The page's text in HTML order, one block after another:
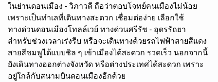
ในย่านดอนเมือง - วิภาวดี ถือว่าตอบโจทย์คนเมืองไม่น้อย
เพราะเป็นทำเลที่เดินทางสะดวก เชื่อมต่อง่าย เลือกใช้
ทางด่วนดอนเมืองโทลล์เวย์ ทางด่วนศรีรัช - อุดรรัถยา
สำหรับช่วงเวลาเร่งรีบ หรือจะเดินทางด้วยรถไฟฟ้าสายสีแดง
สายสีชมพูได้แบบชิล ๆ เข้าเมืองได้สะดวก รวดเร็ว นอกจากนี้
ยังเดินทางออกต่างจังหวัด หรือต่างประเทศได้สะดวก เพราะ
อยู่ใกล้กับสนามบินดอนเมืองอีกด้วย